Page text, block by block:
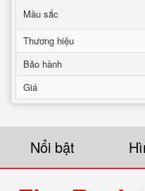
Mầu sắc
Thương hiệu
Bảo hành
Giá
Nổi bật